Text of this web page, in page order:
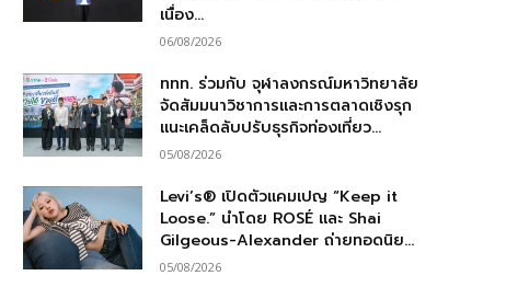
เนื่อง...
06/08/2026
ททท. ร่วมกับ จุฬาลงกรณ์มหาวิทยาลัย
จัดสัมมนาวิชาการและการตลาดเชิงรุก
แนะเคล็ดลับปรับธุรกิจท่องเที่ยว...
05/08/2026
Levi’s® เปิดตัวแคมเปญ “Keep it
Loose.” นำโดย ROSÉ และ Shai
Gilgeous-Alexander ถ่ายทอดนิย...
05/08/2026